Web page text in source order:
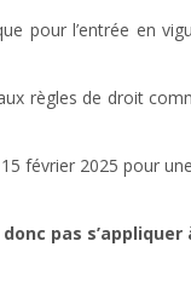
pour l’entrée en
règles de droit
février 2025 pour
pas s’appliquer